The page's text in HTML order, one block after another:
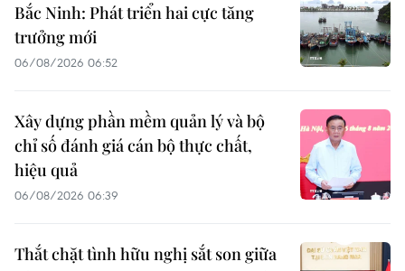
Bắc Ninh: Phát triển hai cực tăng
trưởng mới
06/08/2026 06:52
Xây dựng phần mềm quản lý và bộ
chỉ số đánh giá cán bộ thực chất,
hiệu quả
06/08/2026 06:39
Thắt chặt tình hữu nghị sắt son giữa